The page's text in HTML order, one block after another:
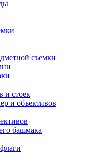
съемки
и стоек
и объективов
башмака